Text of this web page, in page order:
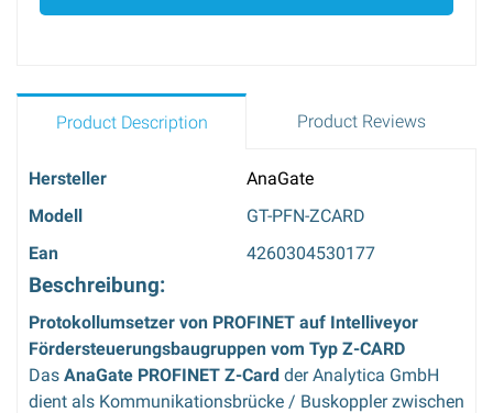
Product Description Product Reviews
Hersteller
AnaGate
Modell
GT-PFN-ZCARD
Ean
4260304530177
Beschreibung:
Protokollumsetzer von PROFINET auf Intelliveyor
Fördersteuerungsbaugruppen vom Typ Z-CARD
Das AnaGate PROFINET Z-Card der Analytica GmbH
dient als Kommunikationsbrücke / Buskoppler zwischen